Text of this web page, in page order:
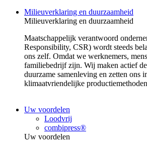
Milieuverklaring en duurzaamheid
Milieuverklaring en duurzaamheid
Maatschappelijk verantwoord
Responsibility, CSR) wordt steeds
ons zelf. Omdat we werknemers,
familiebedrijf zijn. Wij maken actief
duurzame samenleving en zetten ons
klimaatvriendelijke
Uw voordelen
Loodvrij
combipress®
Uw voordelen